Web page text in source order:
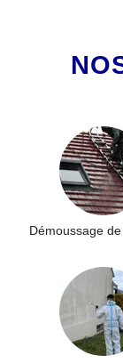
Démoussage